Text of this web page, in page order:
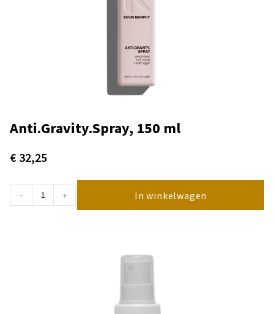
Anti.Gravity.Spray, 150 ml
€ 32,25
- + In winkelwagen